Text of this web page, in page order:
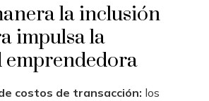
la inclusión
impulsa la
emprendedora
costos de transacción: los